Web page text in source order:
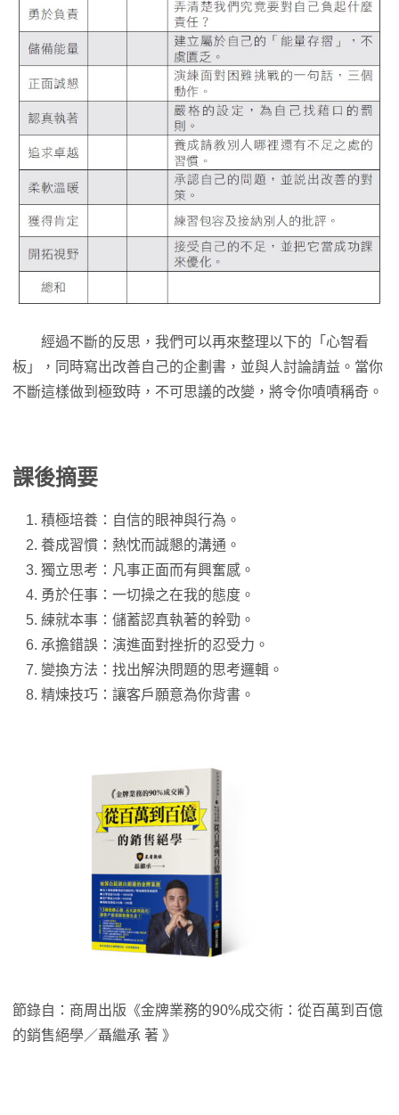
經過不斷的反思，我們可以再來整理以下的「心智看
板」，同時寫出改善自己的企劃書，並與人討論請益。當你
不斷這樣做到極致時，不可思議的改變，將令你嘖嘖稱奇。
課後摘要
積極培養：自信的眼神與行為。
養成習慣：熱忱而誠懇的溝通。
獨立思考：凡事正面而有興奮感。
勇於任事：一切操之在我的態度。
練就本事：儲蓄認真執著的幹勁。
承擔錯誤：演進面對挫折的忍受力。
變換方法：找出解決問題的思考邏輯。
精煉技巧：讓客戶願意為你背書。
節錄自：商周出版《金牌業務的90%成交術：從百萬到百億
的銷售絕學／聶繼承 著 》